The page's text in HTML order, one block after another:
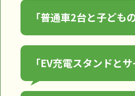
「普通車2台と子ども
「EV充電スタンドと